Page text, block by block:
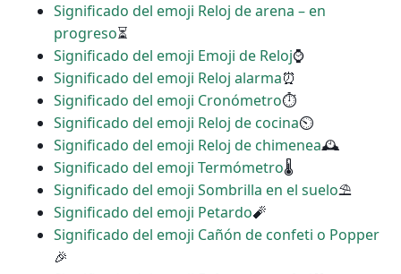
Significado del emoji Reloj de arena – en
progreso⏳
Significado del emoji Emoji de Reloj⌚
Significado del emoji Reloj alarma⏰
Significado del emoji Cronómetro⏱
Significado del emoji Reloj de cocina⏲
Significado del emoji Reloj de chimenea🕰
Significado del emoji Termómetro🌡
Significado del emoji Sombrilla en el suelo⛱
Significado del emoji Petardo🧨
Significado del emoji Cañón de confeti o Popper
🎉